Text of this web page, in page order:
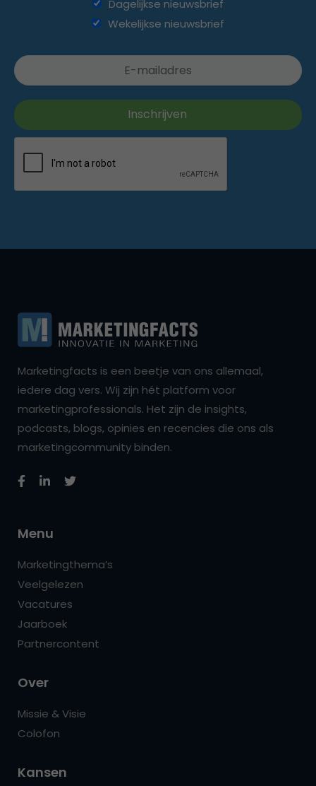
Dagelijkse nieuwsbrief
Wekelijkse nieuwsbrief
Marketingfacts is een beetje van ons allemaal,
iedere dag vers. Wij zijn hét platform voor
marketingprofessionals. Het zijn de insights,
podcasts, blogs, opinies en recencies die ons als
marketingcommunity binden.
Menu
Marketingthema’s
Veelgelezen
Vacatures
Jaarboek
Partnercontent
Over
Missie & Visie
Colofon
Kansen